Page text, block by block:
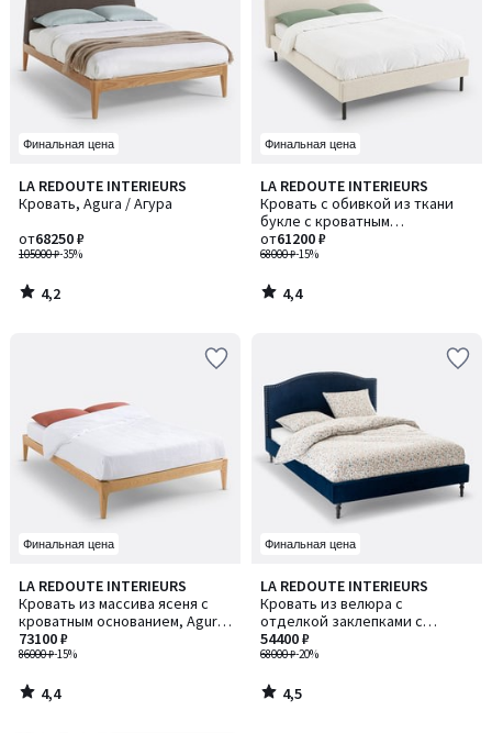
Финальная цена
LA REDOUTE INTERIEURS
Кровать, Agura / Агура
105000 ₽-35%
от68250 ₽
4,2
/ 5
4,2
/
Финальная цена
LA REDOUTE INTERIEURS
Кровать с обивкой из ткани
букле с кроватным
основанием, Conto / Конто
68000 ₽-15%
от61200 ₽
4,4
/ 5
4,4
/
Финальная цена
LA REDOUTE INTERIEURS
Кровать из массива ясеня с
кроватным основанием, Agura
/ Агура
86000 ₽-15%
73100 ₽
4,4
/ 5
4,4
/
Финальная цена
LA REDOUTE INTERIEURS
Кровать из велюра с
отделкой заклепками с
кроватным основанием
Andante / Андант
68000 ₽-20%
54400 ₽
4,5
/ 5
4,5
/